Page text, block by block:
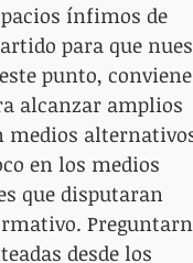
ínfimos de
para que
punto, conviene
alcanzar amplios
medios
en los medios
que disputaran
desde los